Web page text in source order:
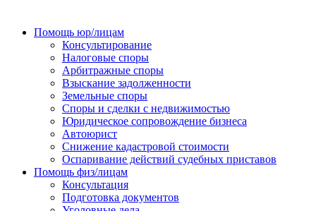
Помощь юр/лицам
Консультирование
Налоговые споры
Арбитражные споры
Взыскание задолженности
Земельные споры
Споры и сделки с недвижимостью
Юридическое сопровождение бизнеса
Автоюрист
Снижение кадастровой стоимости
Оспаривание действий судебных приставов
Помощь физ/лицам
Консультация
Подготовка документов